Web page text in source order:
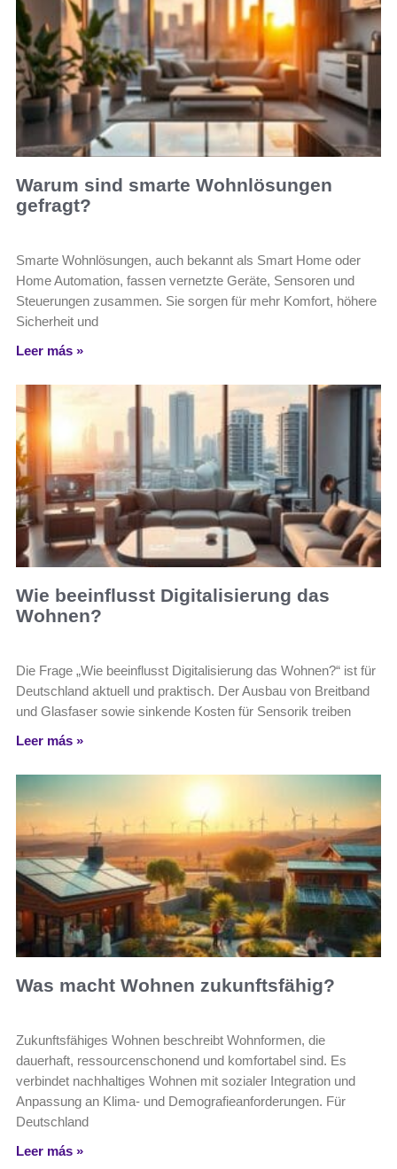
Warum sind smarte Wohnlösungen
gefragt?
Smarte Wohnlösungen, auch bekannt als Smart Home oder
Home Automation, fassen vernetzte Geräte, Sensoren und
Steuerungen zusammen. Sie sorgen für mehr Komfort, höhere
Sicherheit und
Leer más »
Wie beeinflusst Digitalisierung das
Wohnen?
Die Frage „Wie beeinflusst Digitalisierung das Wohnen?“ ist für
Deutschland aktuell und praktisch. Der Ausbau von Breitband
und Glasfaser sowie sinkende Kosten für Sensorik treiben
Leer más »
Was macht Wohnen zukunftsfähig?
Zukunftsfähiges Wohnen beschreibt Wohnformen, die
dauerhaft, ressourcenschonend und komfortabel sind. Es
verbindet nachhaltiges Wohnen mit sozialer Integration und
Anpassung an Klima- und Demografieanforderungen. Für
Deutschland
Leer más »